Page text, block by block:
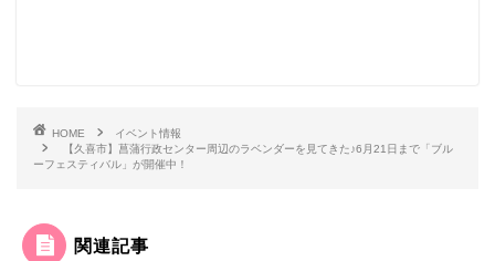
HOME
イベント情報
【久喜市】菖蒲行政センター周辺のラベンダーを見てきた♪6月21日まで「ブル
ーフェスティバル」が開催中！
関連記事